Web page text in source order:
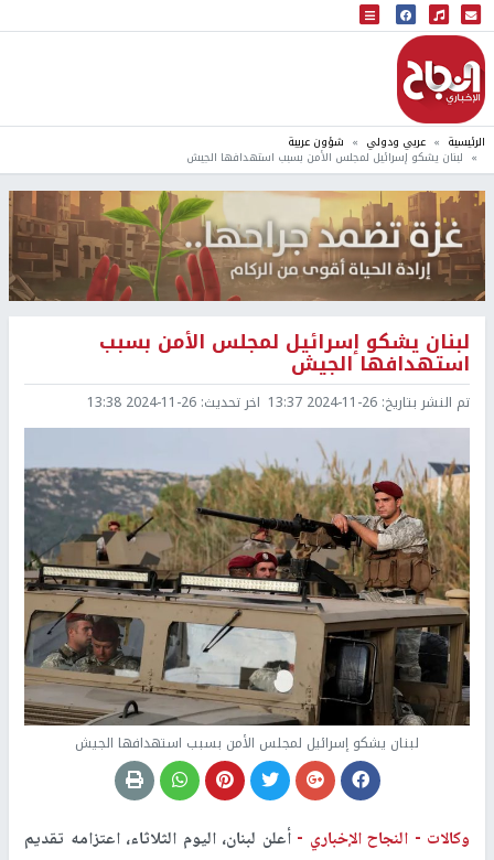
البث المباشر
إذاعة النجاح
الرئيسية عربي ودولي شؤون عربية
لبنان يشكو إسرائيل لمجلس الأمن بسبب استهدافها الجيش
لبنان يشكو إسرائيل لمجلس الأمن بسبب
استهدافها الجيش
تم النشر بتاريخ: 2024-11-26 13:37 اخر تحديث: 2024-11-26 13:38
لبنان يشكو إسرائيل لمجلس الأمن بسبب استهدافها الجيش
وكالات - النجاح الإخباري -أعلن لبنان، اليوم الثلاثاء، اعتزامه تقديم